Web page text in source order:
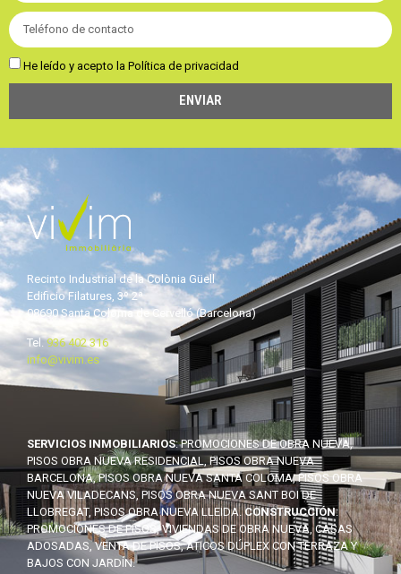
He leído y acepto la Política de privacidad
ENVIAR
Recinto Industrial de la Colònia Güell
Edificio Filatures, 3º 2ª
08690 Santa Coloma de Cervelló (Barcelona)
Tel.936 402 316
info@vivim.es
SERVICIOS INMOBILIARIOS: PROMOCIONES DE OBRA NUEVA,
PISOS OBRA NUEVA RESIDENCIAL, PISOS OBRA NUEVA
BARCELONA, PISOS OBRA NUEVA SANTA COLOMA, PISOS OBRA
NUEVA VILADECANS, PISOS OBRA NUEVA SANT BOI DE
LLOBREGAT, PISOS OBRA NUEVA LLEIDA.CONSTRUCCIÓN:
PROMOCIONES DE PISOS, VIVIENDAS DE OBRA NUEVA, CASAS
ADOSADAS, VENTA DE PISOS, ÁTICOS DÚPLEX CON TERRAZA Y
BAJOS CON JARDÍN.